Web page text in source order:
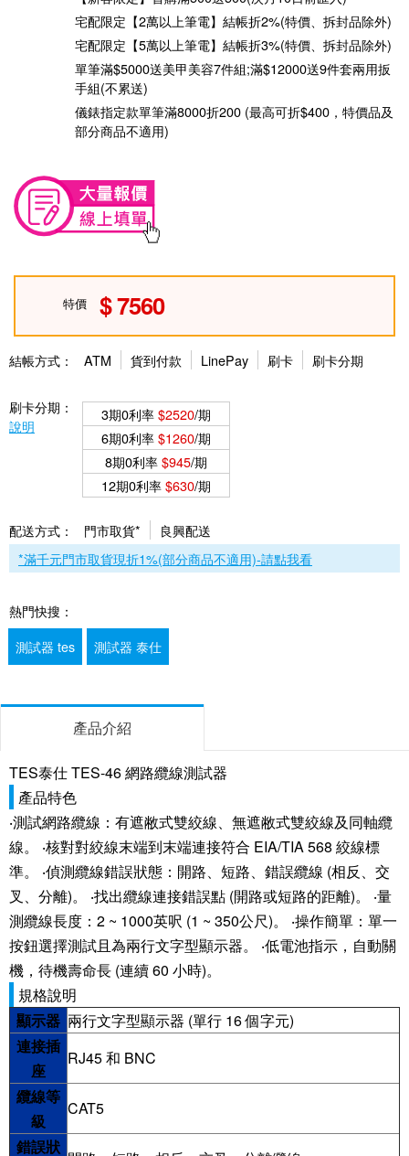
宅配限定【2萬以上筆電】結帳折2%(特價、拆封品除外)
宅配限定【5萬以上筆電】結帳折3%(特價、拆封品除外)
單筆滿$5000送美甲美容7件組;滿$12000送9件套兩用扳
手組(不累送)
儀錶指定款單筆滿8000折200 (最高可折$400，特價品及
部分商品不適用)
特價 7560
結帳方式： ATM 貨到付款 LinePay 刷卡 刷卡分期
刷卡分期：
說明
3期0利率$2520/期
6期0利率$1260/期
8期0利率$945/期
12期0利率$630/期
配送方式： 門市取貨*
良興配送
*滿千元門市取貨現折1%(部分商品不適用)-請點我看
熱門快搜：
測試器 tes
測試器 泰仕
產品介紹
TES泰仕 TES-46 網路纜線測試器
產品特色
‧測試網路纜線：有遮敝式雙絞線、無遮敝式雙絞線及同軸纜
線。 ‧核對對絞線末端到末端連接符合 EIA/TIA 568 絞線標
準。 ‧偵測纜線錯誤狀態：開路、短路、錯誤纜線 (相反、交
叉、分離)。 ‧找出纜線連接錯誤點 (開路或短路的距離)。 ‧量
測纜線長度：2 ~ 1000英呎 (1 ~ 350公尺)。 ‧操作簡單：單一
按鈕選擇測試且為兩行文字型顯示器。 ‧低電池指示，自動關
機，待機壽命長 (連續 60 小時)。
規格說明
顯示器 兩行文字型顯示器 (單行 16 個字元)
連接插
座
RJ45 和 BNC
纜線等
級
CAT5
錯誤狀